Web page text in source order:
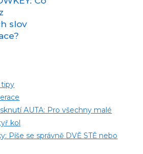
slov
tipy
AUTA: Pro všechny malé
kol
Píše se správně DVĚ STĚ nebo